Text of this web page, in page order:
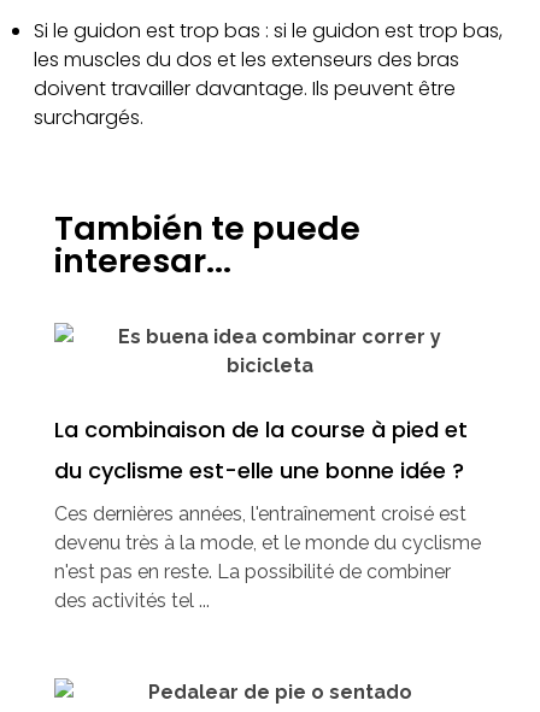
Si le guidon est trop bas : si le guidon est trop bas,
les muscles du dos et les extenseurs des bras
doivent travailler davantage. Ils peuvent être
surchargés.
También te puede
interesar...
La combinaison de la course à pied et
du cyclisme est-elle une bonne idée ?
Ces dernières années, l'entraînement croisé est
devenu très à la mode, et le monde du cyclisme
n'est pas en reste. La possibilité de combiner
des activités tel ...